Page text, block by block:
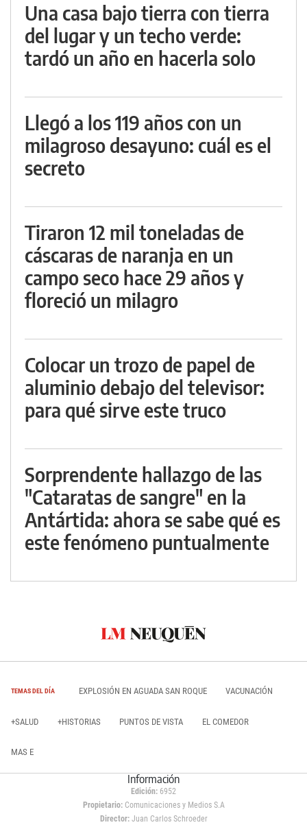
Una casa bajo tierra con tierra
del lugar y un techo verde:
tardó un año en hacerla solo
Llegó a los 119 años con un
milagroso desayuno: cuál es el
secreto
Tiraron 12 mil toneladas de
cáscaras de naranja en un
campo seco hace 29 años y
floreció un milagro
Colocar un trozo de papel de
aluminio debajo del televisor:
para qué sirve este truco
Sorprendente hallazgo de las
"Cataratas de sangre" en la
Antártida: ahora se sabe qué es
este fenómeno puntualmente
TEMAS DEL DÍA EXPLOSIÓN EN AGUADA SAN ROQUE VACUNACIÓN
+SALUD +HISTORIAS PUNTOS DE VISTA EL COMEDOR
MAS E
Información
Edición: 6952
Propietario:Comunicaciones y Medios S.A
Director: Juan Carlos Schroeder